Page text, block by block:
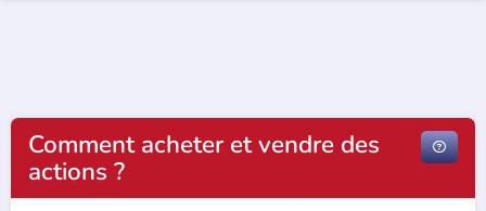
Rejoindre le jeu

Comment acheter et vendre des
actions ?